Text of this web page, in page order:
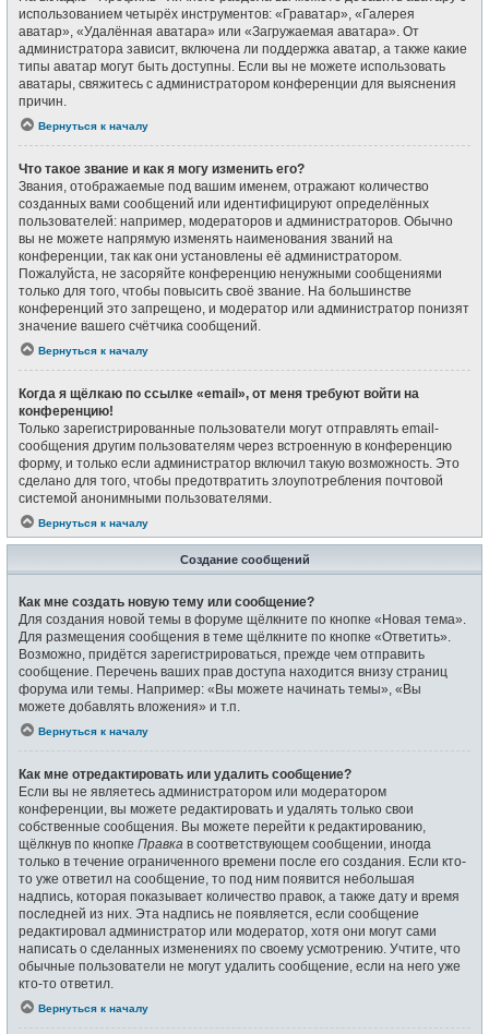
использованием четырёх инструментов: «Граватар», «Галерея
аватар», «Удалённая аватара» или «Загружаемая аватара». От
администратора зависит, включена ли поддержка аватар, а также какие
типы аватар могут быть доступны. Если вы не можете использовать
аватары, свяжитесь с администратором конференции для выяснения
причин.
Вернуться к началу
Что такое звание и как я могу изменить его?
Звания, отображаемые под вашим именем, отражают количество
созданных вами сообщений или идентифицируют определённых
пользователей: например, модераторов и администраторов. Обычно
вы не можете напрямую изменять наименования званий на
конференции, так как они установлены её администратором.
Пожалуйста, не засоряйте конференцию ненужными сообщениями
только для того, чтобы повысить своё звание. На большинстве
конференций это запрещено, и модератор или администратор понизят
значение вашего счётчика сообщений.
Вернуться к началу
Когда я щёлкаю по ссылке «email», от меня требуют войти на
конференцию!
Только зарегистрированные пользователи могут отправлять email-
сообщения другим пользователям через встроенную в конференцию
форму, и только если администратор включил такую возможность. Это
сделано для того, чтобы предотвратить злоупотребления почтовой
системой анонимными пользователями.
Вернуться к началу
Создание сообщений
Как мне создать новую тему или сообщение?
Для создания новой темы в форуме щёлкните по кнопке «Новая тема».
Для размещения сообщения в теме щёлкните по кнопке «Ответить».
Возможно, придётся зарегистрироваться, прежде чем отправить
сообщение. Перечень ваших прав доступа находится внизу страниц
форума или темы. Например: «Вы можете начинать темы», «Вы
можете добавлять вложения» и т.п.
Вернуться к началу
Как мне отредактировать или удалить сообщение?
Если вы не являетесь администратором или модератором
конференции, вы можете редактировать и удалять только свои
собственные сообщения. Вы можете перейти к редактированию,
щёлкнув по кнопке Правка в соответствующем сообщении, иногда
только в течение ограниченного времени после его создания. Если кто-
то уже ответил на сообщение, то под ним появится небольшая
надпись, которая показывает количество правок, а также дату и время
последней из них. Эта надпись не появляется, если сообщение
редактировал администратор или модератор, хотя они могут сами
написать о сделанных изменениях по своему усмотрению. Учтите, что
обычные пользователи не могут удалить сообщение, если на него уже
кто-то ответил.
Вернуться к началу